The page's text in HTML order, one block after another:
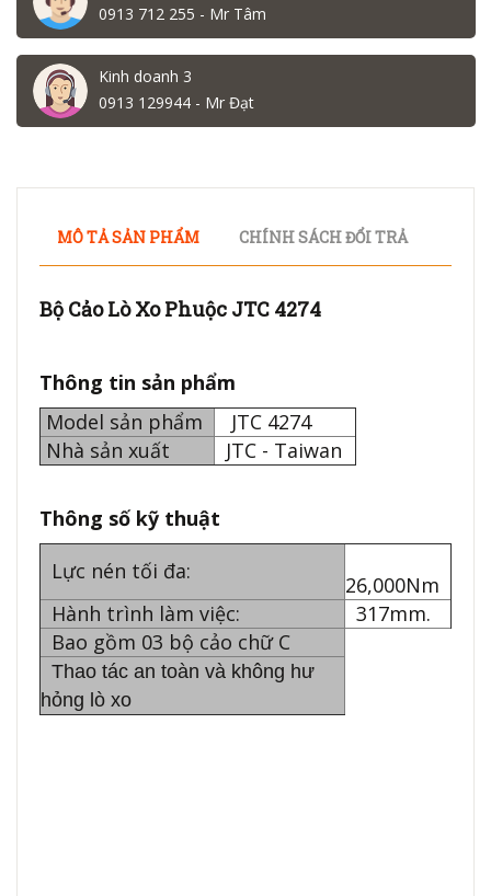
0913 712 255 - Mr Tâm
Kinh doanh 3
0913 129944 - Mr Đạt
MÔ TẢ SẢN PHẨM CHÍNH SÁCH ĐỔI TRẢ
Bộ Cảo Lò Xo Phuộc JTC 4274
Thông tin sản phẩm
Model sản phẩm
JTC 4274
Nhà sản xuất
JTC - Taiwan
Thông số kỹ thuật
Lực nén tối đa:
26,000Nm
Hành trình làm việc:
317mm.
Bao gồm 03 bộ cảo chữ C
Thao tác an toàn và không hư
hỏng lò xo